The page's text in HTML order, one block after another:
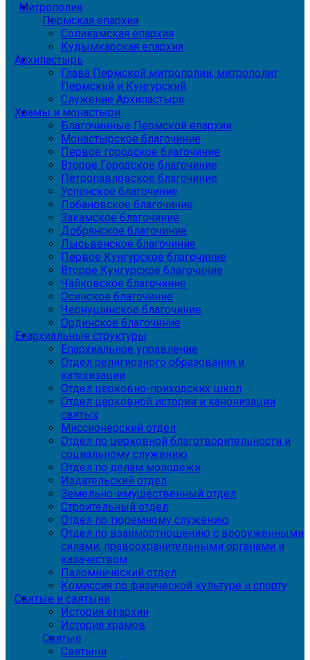
Митрополия
Пермская епархия
Соликамская епархия
Кудымкарская епархия
Архипастырь
Глава Пермской митрополии, митрополит
Пермский и Кунгурский
Служение Архипастыря
Храмы и монастыри
Благочинные Пермской епархии
Монастырское благочиние
Первое городское благочиние
Второе Городское благочиние
Петропавловское благочиние
Успенское благочиние
Лобановское благочиние
Закамское благочиние
Добрянское благочиние
Лысьвенское благочиние
Первое Кунгурское благочиние
Второе Кунгурское благочиние
Чайковское благочиние
Осинское благочиние
Чернушинское благочиние
Ординское благочиние
Епархиальные структуры
Епархиальное управление
Отдел религиозного образования и
катехизации
Отдел церковно-приходских школ
Отдел церковной истории и канонизации
святых
Миссионерский отдел
Отдел по церковной благотворительности и
социальному служению
Отдел по делам молодежи
Издательский отдел
Земельно-имущественный отдел
Строительный отдел
Отдел по тюремному служению
Отдел по взаимоотношению с вооруженными
силами, правоохранительными органами и
казачеством
Паломнический отдел
Комиссия по физической культуре и спорту
Святые и святыни
История епархии
История храмов
Святые
Святыни